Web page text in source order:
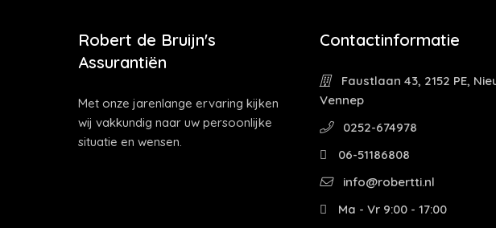
Robert de Bruijn's
Assurantiën
Met onze jarenlange ervaring kijken
wij vakkundig naar uw persoonlijke
situatie en wensen.
Contactinformatie
Faustlaan 43, 2152 PE,
Vennep
0252-674978
06-51186808
info@robertti.nl
Ma - Vr 9:00 - 17:00